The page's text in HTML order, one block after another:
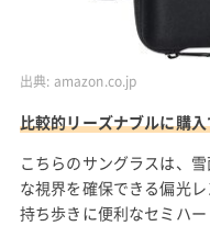
出典: amazon.co.jp
比較的リーズナブルに購
こちらのサングラスは、
な視界を確保できる偏光レ
持ち歩きに便利なセミハ